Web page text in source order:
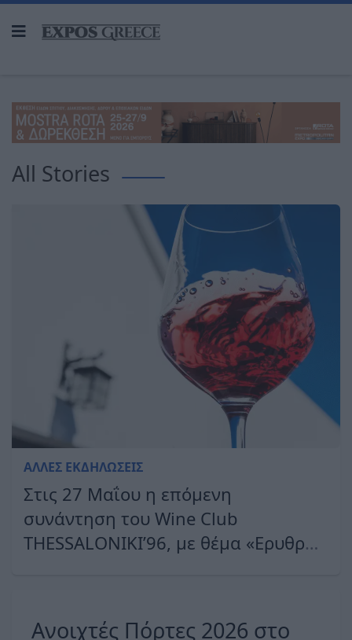
All Stories
ΆΛΛΕΣ ΕΚΔΗΛΏΣΕΙΣ
Στις 27 Μαΐου η επόμενη
συνάντηση του Wine Club
THESSALONIKI’96, με θέμα «Ερυθρά
Ανοιχτές Πόρτες 2026 στο